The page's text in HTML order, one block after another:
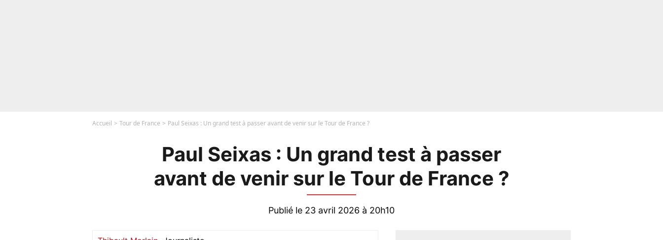
Accueil Tour de France Paul Seixas : Un grand test à passer avant de venir sur le Tour de France ?
Paul Seixas : Un grand test à passer
avant de venir sur le Tour de France ?
Publié le 23 avril 2026 à 20h10